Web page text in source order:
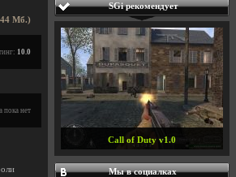
Мб.)
10.0
пока нет
SGi рекомендует
Call of Duty v1.0
Мы в социалках